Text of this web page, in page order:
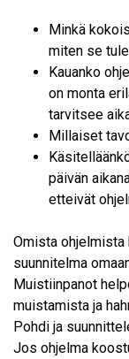
Minkä
miten se
Kauanko
on monta
tarvitsee
Millaiset
päivän
etteivät
Omista ohjelmista
suunnitelma
Muistiinpanot
muistamista ja
Pohdi ja
Jos ohjelma